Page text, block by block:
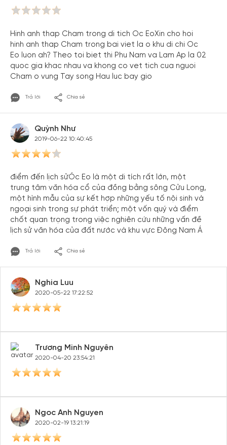
Hinh anh thap Cham trong di tich Oc EoXin cho hoi
hinh anh thap Cham trong bai viet la o khu di chi Oc
Eo luon ah? Theo toi biet thi Phu Nam va Lam Ap la 02
quoc gia khac nhau va khong co vet tich cua nguoi
Cham o vung Tay song Hau luc bay gio
Trả lời Chia sẻ
Quỳnh Như
2019-06-22 10:40:45
điểm đến lịch sửÓc Eo là một di tích rất lớn, một
trung tâm văn hóa cổ của đồng bằng sông Cửu Long,
một hình mẫu của sự kết hợp những yếu tố nội sinh và
ngoại sinh trong sự phát triển; một vốn quý và điểm
chốt quan trọng trong việc nghiên cứu những vấn đề
lịch sử văn hóa của đất nước và khu vực Đông Nam Á
Trả lời Chia sẻ
Nghia Luu
2020-05-22 17:22:52
Trương Minh Nguyên
2020-04-20 23:54:21
Ngoc Anh Nguyen
2020-02-19 13:21:19
Tạo tài khoản nhanh - nhận nhiều ưu
dành cho thành viên đến từ các đối tác của Gody.vn dành
cho cộng đồng.
Đăng nhập Facebook